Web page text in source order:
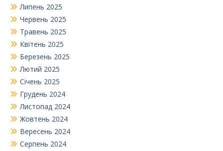
Липень 2025
Червень 2025
Травень 2025
Квітень 2025
Березень 2025
Лютий 2025
Січень 2025
Грудень 2024
Листопад 2024
Жовтень 2024
Вересень 2024
Серпень 2024